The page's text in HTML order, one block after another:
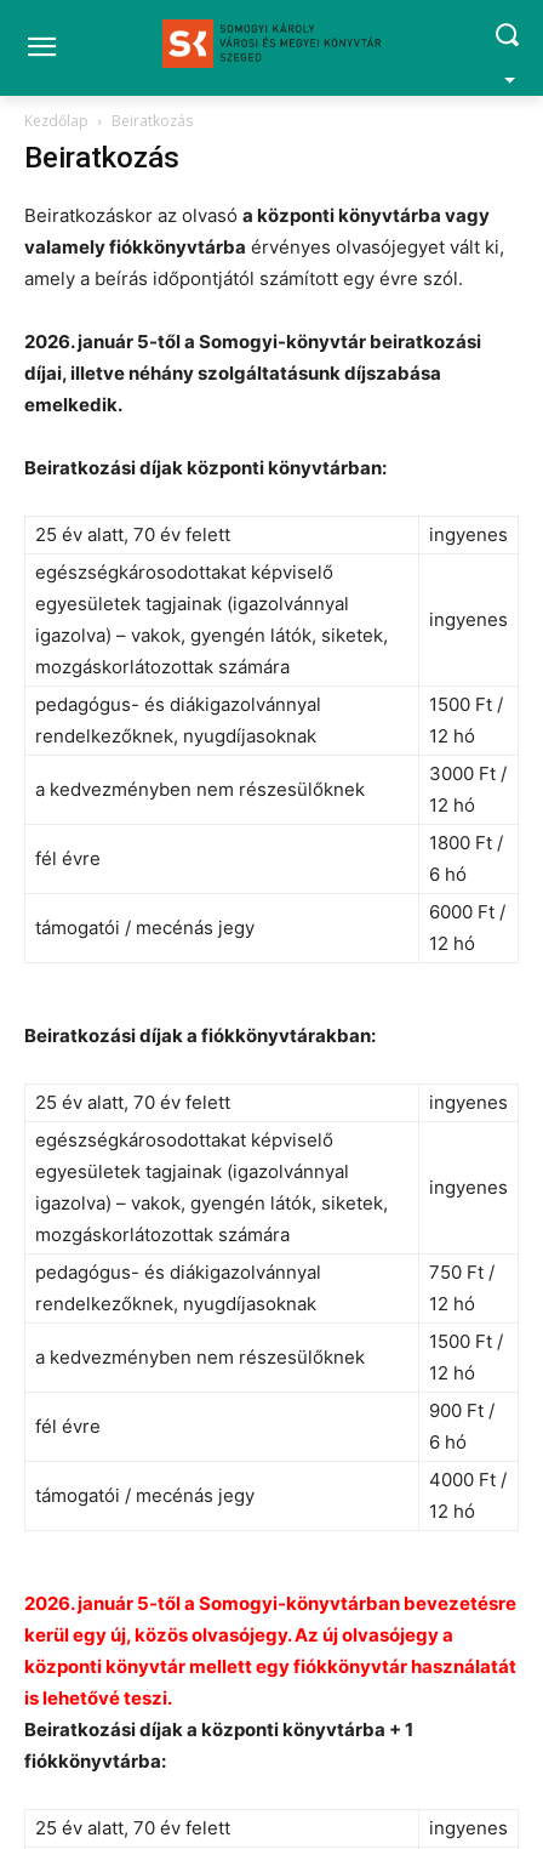
Kezdőlap Beiratkozás
Beiratkozás
Beiratkozáskor az olvasó a központi könyvtárba vagy
valamely fiókkönyvtárba érvényes olvasójegyet vált ki,
amely a beírás időpontjától számított egy évre szól.
2026. január 5-től a Somogyi-könyvtár beiratkozási
díjai, illetve néhány szolgáltatásunk díjszabása
emelkedik.
Beiratkozási díjak központi könyvtárban:
25 év alatt, 70 év felett
ingyenes
egészségkárosodottakat képviselő
egyesületek tagjainak (igazolvánnyal
igazolva) – vakok, gyengén látók, siketek,
mozgáskorlátozottak számára
ingyenes
pedagógus- és diákigazolvánnyal
rendelkezőknek, nyugdíjasoknak
1500 Ft /
12 hó
a kedvezményben nem részesülőknek
3000 Ft /
12 hó
fél évre
1800 Ft /
6 hó
támogatói / mecénás jegy
6000 Ft /
12 hó
Beiratkozási díjak a fiókkönyvtárakban:
25 év alatt, 70 év felett
ingyenes
egészségkárosodottakat képviselő
egyesületek tagjainak (igazolvánnyal
igazolva) – vakok, gyengén látók, siketek,
mozgáskorlátozottak számára
ingyenes
pedagógus- és diákigazolvánnyal
rendelkezőknek, nyugdíjasoknak
750 Ft /
12 hó
a kedvezményben nem részesülőknek
1500 Ft /
12 hó
fél évre
900 Ft /
6 hó
támogatói / mecénás jegy
4000 Ft /
12 hó
2026. január 5-től a Somogyi-könyvtárban bevezetésre
kerül egy új, közös olvasójegy. Az új olvasójegy a
központi könyvtár mellett egy fiókkönyvtár használatát
is lehetővé teszi.
Beiratkozási díjak a központi könyvtárba + 1
fiókkönyvtárba:
25 év alatt, 70 év felett
ingyenes